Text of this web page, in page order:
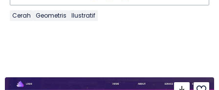
Cerah Geometris Ilustratif